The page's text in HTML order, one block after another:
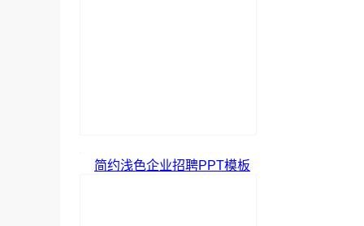
简约浅色企业招聘PPT模板